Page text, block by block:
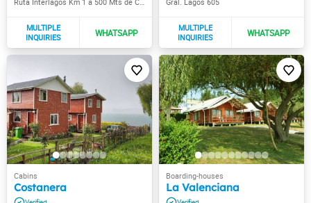
Ruta Interlagos Km 1 a 500 Mts de Cruce Ruta 215 Gral. Lagos 605
Costanera La Valenciana